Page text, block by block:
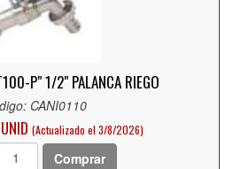
P" 1/2" PALANCA RIEGO
CANI0110
(Actualizado el 3/8/2026)
Comprar